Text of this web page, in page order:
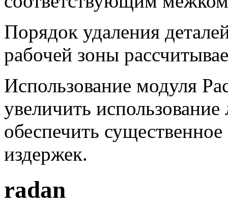
Порядок удаления
рабочей зоны
Использование модуля
увеличить
обеспечить
издержек.
radan